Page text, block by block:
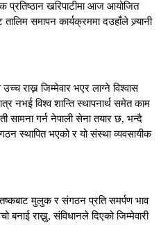
प्रतिष्ठान खरिपाटीमा आज आयोजित
समापन कार्यक्रममा दउहाँले ज्र्यानी
राख्न जिम्मेवार भएर लाग्ने विश्वास
नभई विश्व शान्ति स्थापनार्थ समेत काम
सामना गर्न नेपाली सेना तयार छ, भन्दै
स्थापित भएको र यो संस्था व्यवसायीक
मुलुक र संगठन प्रति समर्पण भाव
राख्नु, संविधानले दिएको जिम्मेवारी